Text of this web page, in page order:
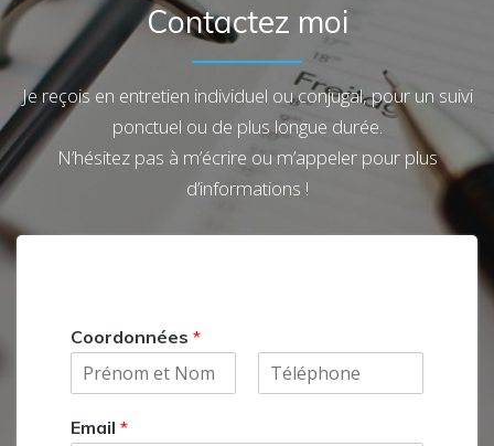
Contactez moi
Je reçois en entretien individuel ou conjugal, pour un suivi
ponctuel ou de plus longue durée.
N’hésitez pas à m’écrire ou m’appeler pour plus
d’informations !
Coordonnées *
r
é
Email *